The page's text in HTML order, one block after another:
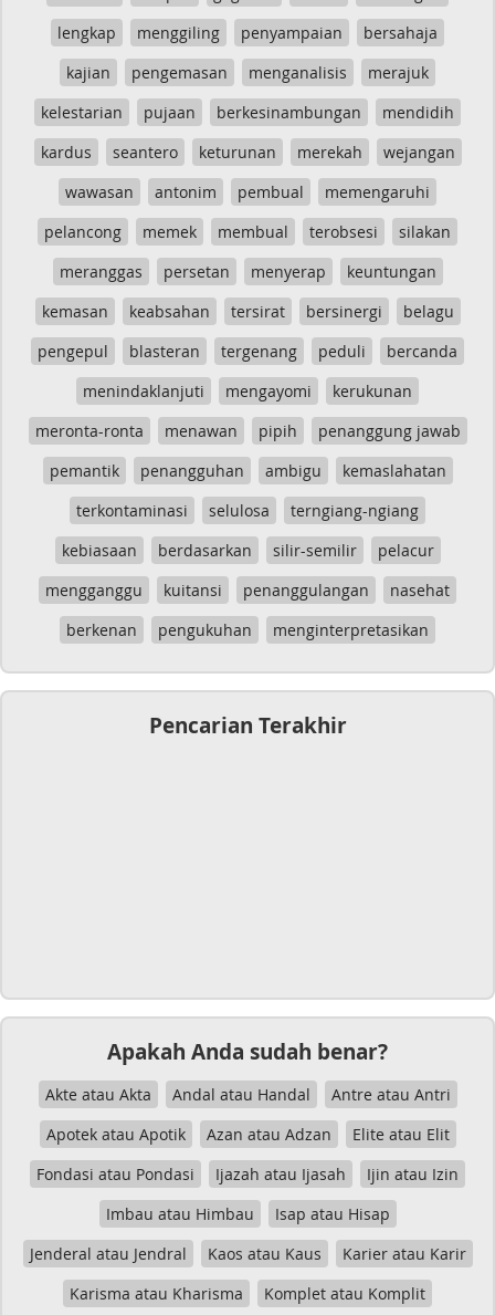
lengkap
menggiling penyampaian
bersahaja
kajian
pengemasan menganalisis
merajuk
kelestarian
pujaan berkesinambungan
mendidih
kardus
seantero keturunan merekah
wejangan
wawasan
antonim pembual
memengaruhi
pelancong
memek membual terobsesi
silakan
meranggas
persetan menyerap
keuntungan
kemasan
keabsahan tersirat bersinergi
belagu
pengepul
blasteran tergenang peduli
bercanda
menindaklanjuti
mengayomi
kerukunan
meronta-ronta
menawan pipih
penanggung jawab
pemantik
penangguhan ambigu
kemaslahatan
terkontaminasi
selulosa
terngiang-ngiang
kebiasaan
berdasarkan silir-semilir
pelacur
mengganggu
kuitansi penanggulangan
nasehat
berkenan
pengukuhan menginterpretasikan
Pencarian Terakhir
Apakah Anda sudah benar?
Akte atau Akta Andal atau Handal
Antre atau Antri
Apotek atau Apotik
Azan atau Adzan
Elite atau Elit
Fondasi atau Pondasi
Ijazah atau Ijasah
Ijin atau Izin
Imbau atau Himbau
Isap atau Hisap
Jenderal atau Jendral
Kaos atau Kaus
Karier atau Karir
Karisma atau Kharisma
Komplet atau Komplit